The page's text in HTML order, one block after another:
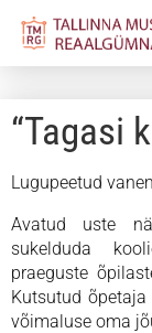
“Tagasi
Lugupeetud
Avatud uste
sukelduda
praeguste
Kutsutud
võimaluse oma